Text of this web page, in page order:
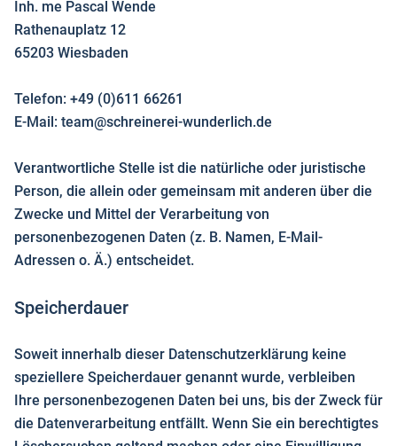
Inh. me Pascal Wende
Rathenauplatz 12
65203 Wiesbaden
Telefon: +49 (0)611 66261
E-Mail: team@schreinerei-wunderlich.de
Verantwortliche Stelle ist die natürliche oder juristische
Person, die allein oder gemeinsam mit anderen über die
Zwecke und Mittel der Verarbeitung von
personenbezogenen Daten (z. B. Namen, E-Mail-
Adressen o. Ä.) entscheidet.
Speicherdauer
Soweit innerhalb dieser Datenschutzerklärung keine
speziellere Speicherdauer genannt wurde, verbleiben
Ihre personenbezogenen Daten bei uns, bis der Zweck für
die Datenverarbeitung entfällt. Wenn Sie ein berechtigtes